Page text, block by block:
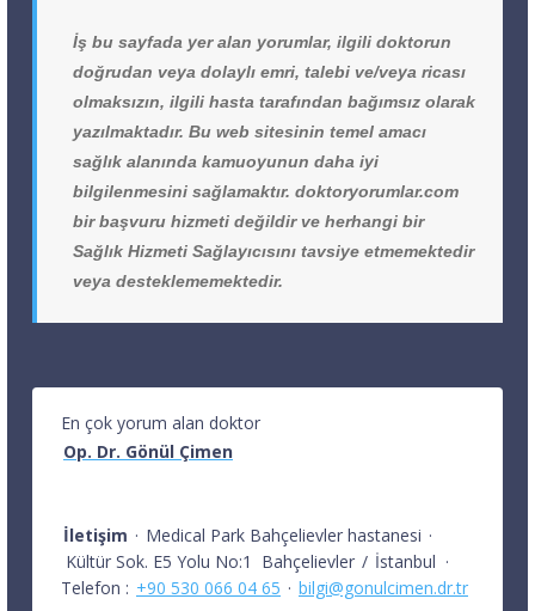
İş bu sayfada yer alan yorumlar, ilgili doktorun
doğrudan veya dolaylı emri, talebi ve/veya ricası
olmaksızın, ilgili hasta tarafından bağımsız olarak
yazılmaktadır. Bu web sitesinin temel amacı
sağlık alanında kamuoyunun daha iyi
bilgilenmesini sağlamaktır. doktoryorumlar.com
bir başvuru hizmeti değildir ve herhangi bir
Sağlık Hizmeti Sağlayıcısını tavsiye etmemektedir
veya desteklememektedir.
En çok yorum alan doktor
Op. Dr. Gönül Çimen
İletişim · Medical Park Bahçelievler hastanesi ·
Kültür Sok. E5 Yolu No:1
Bahçelievler / İstanbul ·
Telefon : +90 530 066 04 65 · bilgi@gonulcimen.dr.tr